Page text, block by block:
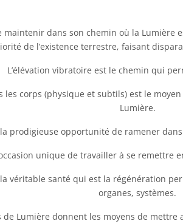
maintenir dans son chemin où la Lumière
de l’existence terrestre, faisant
L’élévation vibratoire est le chemin qui
les corps (physique et subtils) est le
Lumière.
la prodigieuse opportunité de ramener
unique de travailler à se remettre
véritable santé qui est la régénération
organes, systèmes.
de Lumière donnent les moyens de